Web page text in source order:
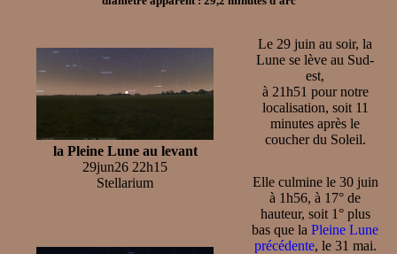
la Pleine Lune au levant
29jun26 22h15
Stellarium
Le 29 juin au soir, la
Lune se lève au Sud-
est,
à 21h51 pour notre
localisation, soit 11
minutes après le
coucher du Soleil.
Elle culmine le 30 juin
à 1h56, à 17° de
hauteur, soit 1° plus
bas que la Pleine Lune
précédente, le 31 mai.